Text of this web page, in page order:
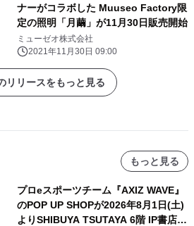
ナーがコラボした Muuseo Factory限
定の照明「月繭」が11月30日販売開始
ミューゼオ株式会社
2021年11月30日 09:00
リリースをもっと見る
もっと見る
プロeスポーツチーム『AXIZ WAVE』
のPOP UP SHOPが2026年8月1日(土)
よりSHIBUYA TSUTAYA 6階 IP書店で